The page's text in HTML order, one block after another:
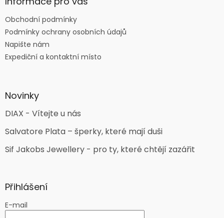
Obchodní podmínky
Podmínky ochrany osobních údajů
Napište nám
Expediční a kontaktní místo
Novinky
DIAX - Vítejte u nás
Salvatore Plata – šperky, které mají duši
Sif Jakobs Jewellery - pro ty, které chtějí zazářit
Přihlášení
E-mail